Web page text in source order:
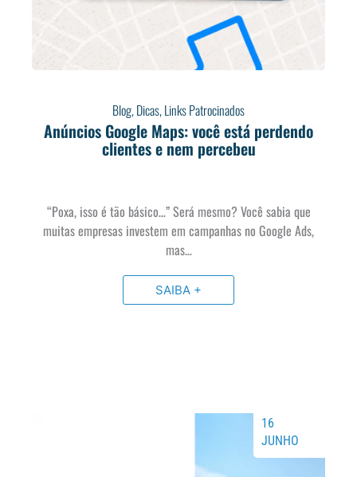
Blog,Dicas,Links Patrocinados
Anúncios Google Maps: você está perdendo
clientes e nem percebeu
“Poxa, isso é tão básico…” Será mesmo? Você sabia que
muitas empresas investem em campanhas no Google Ads,
mas…
SAIBA +
16
JUNHO